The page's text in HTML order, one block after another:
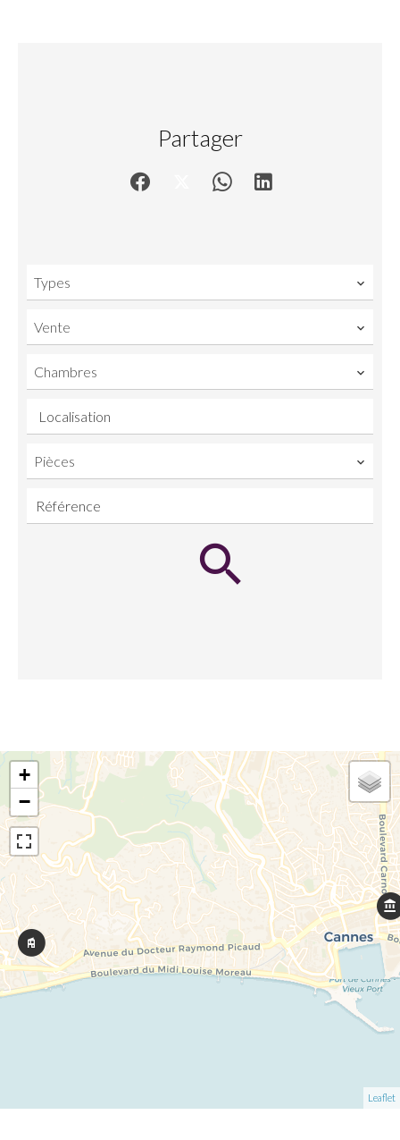
Partager
Types
Vente
Chambres
Localisation
Pièces
+
−
Leaflet